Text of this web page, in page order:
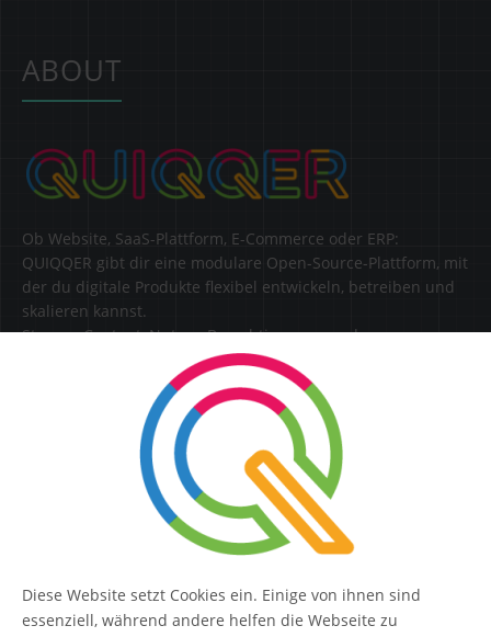
ABOUT
Ob Website, SaaS-Plattform, E-Commerce oder ERP:
QUIQQER gibt dir eine modulare Open-Source-Plattform, mit
der du digitale Produkte flexibel entwickeln, betreiben und
skalieren kannst.
Steuere Content, Nutzer, Berechtigungen und
Erweiterungen zentral in einer Lösung.
QUIQQER
Diese Website setzt Cookies ein. Einige von ihnen sind
essenziell, während andere helfen die Webseite zu